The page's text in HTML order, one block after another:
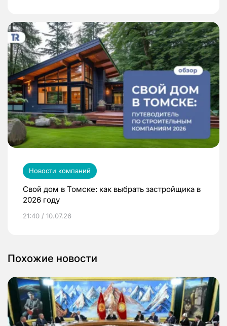
Новости компаний
Свой дом в Томске: как выбрать застройщика в
2026 году
21:40 / 10.07.26
Похожие новости